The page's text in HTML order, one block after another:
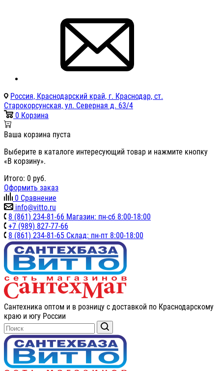
Россия, Краснодарский край, г. Краснодар, ст.
Старокорсунская, ул. Северная д. 63/4
0 Корзина
Ваша корзина пуста
Выберите в каталоге интересующий товар и нажмите кнопку
«В корзину».
Итого: 0 руб.
Оформить заказ
0 Сравнение
info@vitto.ru
8 (861) 234-81-66 Магазин: пн-сб 8:00-18:00
+7 (989) 827-77-66
8 (861) 234-81-65 Склад: пн-пт 8:00-18:00
Сантехника оптом и в розницу с доставкой по Краснодарскому
краю и югу России